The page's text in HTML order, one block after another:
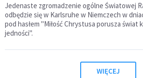
Jedenaste zgromadzenie ogólne Światowej
odbędzie się w Karlsruhe w Niemczech w
pod hasłem "Miłość Chrystusa porusza świat
jedności".
WIĘCEJ